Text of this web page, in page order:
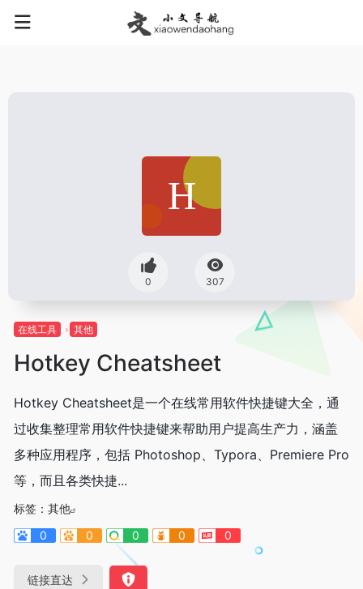
0 307
在线工具 其他
Hotkey Cheatsheet
Hotkey Cheatsheet是一个在线常用软件快捷键大全，通
过收集整理常用软件快捷键来帮助用户提高生产力，涵盖
多种应用程序，包括 Photoshop、Typora、Premiere Pro
等，而且各类快捷...
标签： 其他
0
0 0 0 0
链接直达